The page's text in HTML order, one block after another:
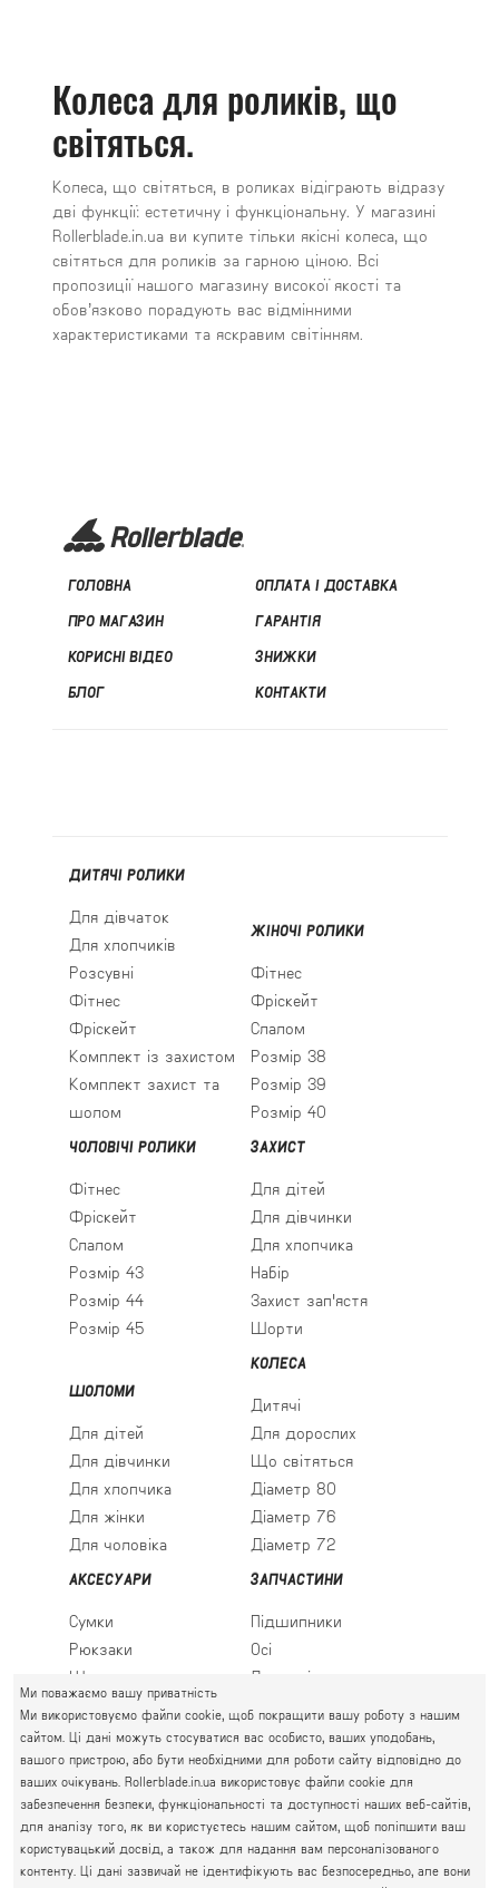
Колеса для роликів, що
світяться.
Колеса, що світяться, в роликах відіграють відразу
дві функції: естетичну і функціональну. У магазині
Rollerblade.in.ua ви купите тільки якісні колеса, що
світяться для роликів за гарною ціною. Всі
пропозиції нашого магазину високої якості та
обов’язково порадують вас відмінними
характеристиками та яскравим світінням.
ГОЛОВНА
ПРО МАГАЗИН
КОРИСНІ ВІДЕО
БЛОГ
ОПЛАТА І ДОСТАВКА
ГАРАНТІЯ
ЗНИЖКИ
КОНТАКТИ
ДИТЯЧІ РОЛИКИ
Для дівчаток
Для хлопчиків
Розсувні
Фітнес
Фріскейт
Комплект із захистом
Комплект захист та
шолом
ЖІНОЧІ РОЛИКИ
Фітнес
Фріскейт
Слалом
Розмір 38
Розмір 39
Розмір 40
ЧОЛОВІЧІ РОЛИКИ
Фітнес
Фріскейт
Слалом
Розмір 43
Розмір 44
Розмір 45
ЗАХИСТ
Для дітей
Для дівчинки
Для хлопчика
Набір
Захист зап'ястя
Шорти
ШОЛОМИ
Для дітей
Для дівчинки
Для хлопчика
Для жінки
Для чоловіка
КОЛЕСА
Дитячі
Для дорослих
Що світяться
Діаметр 80
Діаметр 76
Діаметр 72
АКСЕСУАРИ
Сумки
Рюкзаки
Шкарпетки
ЗАПЧАСТИНИ
Підшипники
Осі
Льодові леза
ПРАВИЙ БЕРЕГ
Святошин, Житомирська, Академмістечко
М. КИЇВ, ВУЛ. АКАДЕМІКА КРИМСЬКОГО, 4А
ГРАФІК РОБОТИ:
пн.-пт. 10.00 - 19.00
063 777-59-79
067 111-01-47
Ми поважаємо вашу приватність
Ми використовуємо файли cookie, щоб покращити вашу роботу з нашим
сайтом. Ці дані можуть стосуватися вас особисто, ваших уподобань,
вашого пристрою, або бути необхідними для роботи сайту відповідно до
ваших очікувань. Rollerblade.in.ua використовує файли cookie для
забезпечення безпеки, функціональності та доступності наших веб-сайтів,
для аналізу того, як ви користуєтесь нашим сайтом, щоб поліпшити ваш
користувацький досвід, а також для надання вам персоналізованого
контенту. Ці дані зазвичай не ідентифікують вас безпосередньо, але вони